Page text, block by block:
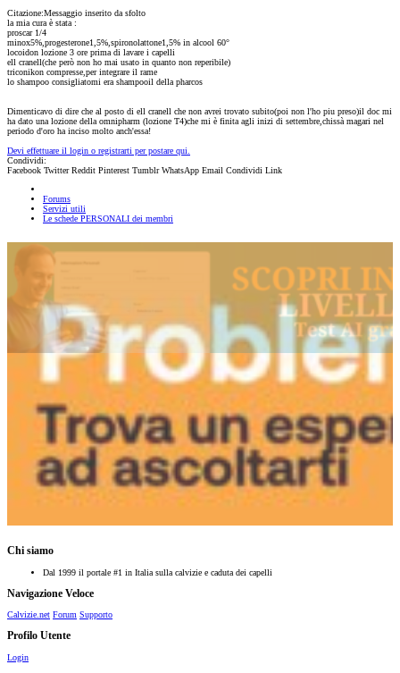
Citazione:Messaggio inserito da sfolto
la mia cura è stata :
proscar 1/4
minox5%,progesterone1,5%,spironolattone1,5% in alcool 60°
locoidon lozione 3 ore prima di lavare i capelli
ell cranell(che però non ho mai usato in quanto non reperibile)
triconikon compresse,per integrare il rame
lo shampoo consigliatomi era shampooil della pharcos
Dimenticavo di dire che al posto di ell cranell che non avrei trovato subito(poi non l'ho piu preso)il doc mi
ha dato una lozione della omnipharm (lozione T4)che mi è finita agli inizi di settembre,chissà magari nel
periodo d'oro ha inciso molto anch'essa!
Devi effettuare il login o registrarti per postare qui.
Condividi:
Facebook Twitter Reddit Pinterest Tumblr WhatsApp Email Condividi Link
Forums
Servizi utili
Le schede PERSONALI dei membri
Chi siamo
Dal 1999 il portale #1 in Italia sulla calvizie e caduta dei capelli
Navigazione Veloce
Calvizie.net Forum Supporto
Profilo Utente
Login